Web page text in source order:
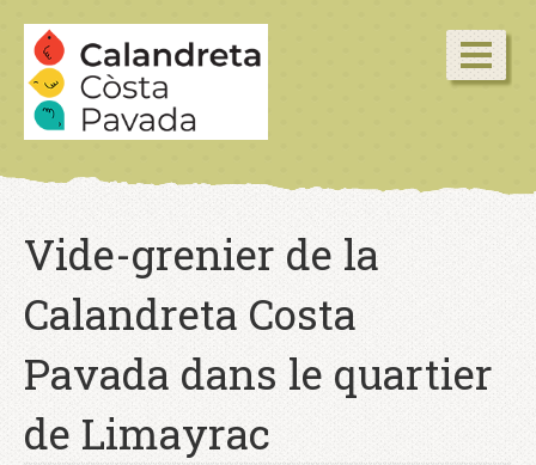
Vide-grenier de la
Calandreta Costa
Pavada dans le quartier
de Limayrac